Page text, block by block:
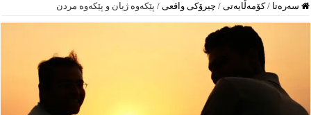
سەرەتا / کۆمەڵایەتى / چیرۆکى واقعى / پێکەوە ژیان و پێکەوە مردن